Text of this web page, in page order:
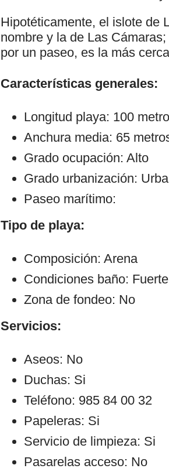
Hipotéticamente, el islote de
nombre y la de Las
por un paseo, es la más
Características generales:
Longitud playa: 100
Anchura media: 65
Grado ocupación: Alto
Grado urbanización:
Paseo marítimo:
Tipo de playa:
Composición: Arena
Condiciones baño:
Zona de fondeo: No
Servicios:
Aseos: No
Duchas: Si
Teléfono: 985 84 00 32
Papeleras: Si
Servicio de limpieza: Si
Pasarelas acceso: No